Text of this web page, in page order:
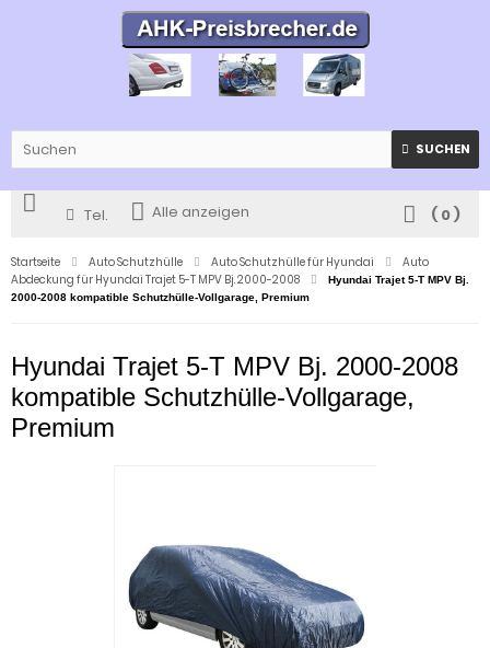
SUCHEN
Tel. Alle anzeigen ( 0)
Startseite Auto Schutzhülle Auto Schutzhülle für Hyundai
Auto
Abdeckung für Hyundai Trajet 5-T MPV Bj. 2000-2008
Hyundai Trajet 5-T MPV Bj.
2000-2008 kompatible Schutzhülle-Vollgarage, Premium
Hyundai Trajet 5-T MPV Bj. 2000-2008
kompatible Schutzhülle-Vollgarage,
Premium